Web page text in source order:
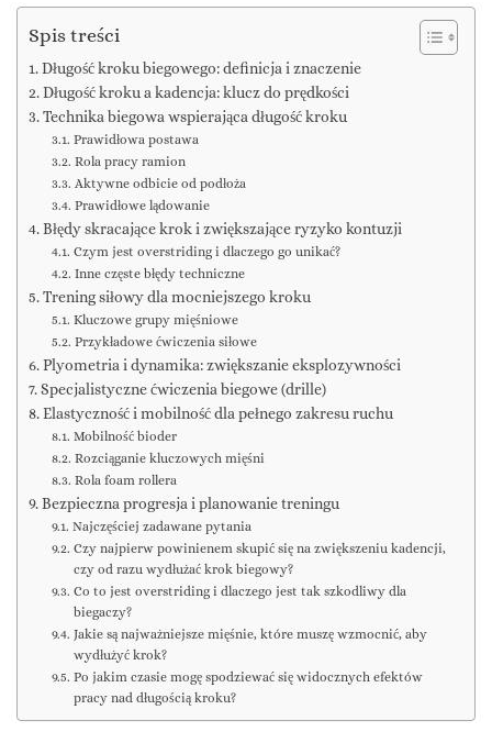
Spis treści
Długość kroku biegowego: definicja i znaczenie
Długość kroku a kadencja: klucz do prędkości
Technika biegowa wspierająca długość kroku
Prawidłowa postawa
Rola pracy ramion
Aktywne odbicie od podłoża
Prawidłowe lądowanie
Błędy skracające krok i zwiększające ryzyko kontuzji
Czym jest overstriding i dlaczego go unikać?
Inne częste błędy techniczne
Trening siłowy dla mocniejszego kroku
Kluczowe grupy mięśniowe
Przykładowe ćwiczenia siłowe
Plyometria i dynamika: zwiększanie eksplozywności
Specjalistyczne ćwiczenia biegowe (drille)
Elastyczność i mobilność dla pełnego zakresu ruchu
Mobilność bioder
Rozciąganie kluczowych mięśni
Rola foam rollera
Bezpieczna progresja i planowanie treningu
Najczęściej zadawane pytania
Czy najpierw powinienem skupić się na zwiększeniu kadencji,
czy od razu wydłużać krok biegowy?
Co to jest overstriding i dlaczego jest tak szkodliwy dla
biegaczy?
Jakie są najważniejsze mięśnie, które muszę wzmocnić, aby
wydłużyć krok?
Po jakim czasie mogę spodziewać się widocznych efektów
pracy nad długością kroku?